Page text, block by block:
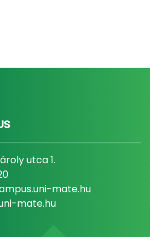
utca 1.
mate.hu
mate.hu